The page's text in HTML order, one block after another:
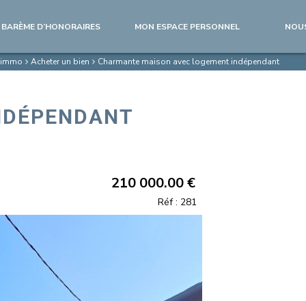
BARÈME D’HONORAIRES MON ESPACE PERSONNEL
Acheter un bien Charmante maison avec logement indépendant
210 000.00 €
Réf : 281